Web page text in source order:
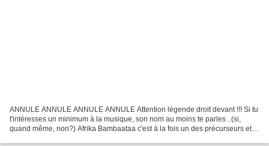
ANNULE ANNULE ANNULE ANNULE Attention légende droit devant !!! Si tu
t'intéresses un minimum à la musique, son nom au moins te parles ..(si,
quand même, non?) Afrika Bambaataa c'est à la fois un des précurseurs et